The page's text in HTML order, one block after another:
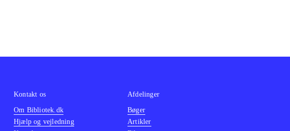
Kontakt os
Om Bibliotek.dk
Hjælp og vejledning
Afdelinger
Bøger
Artikler